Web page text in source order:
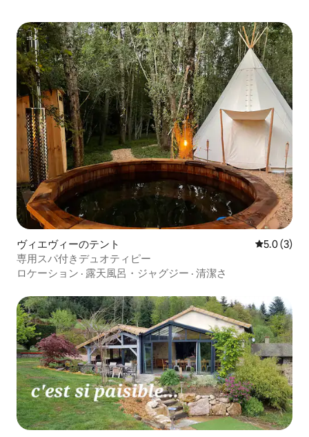
ヴィエヴィーのテント レビュー3
5.0 (3)
専用スパ付きデュオティピー
ロケーション · 露天風呂・ジャグジー · 清潔さ